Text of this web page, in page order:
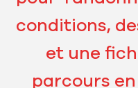
conditions,
et une
parcours